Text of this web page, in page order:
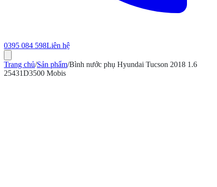
0395 084 598Liên hệ
Trang chủ/Sản phẩm/Bình nước phụ Hyundai Tucson 2018 1.6
25431D3500 Mobis